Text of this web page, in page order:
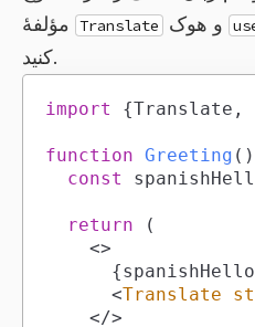
Translate
کنید.
import {Translate ,
function Greeting ( )
const
return
(
<>
{spanishHello
<Translate
</>